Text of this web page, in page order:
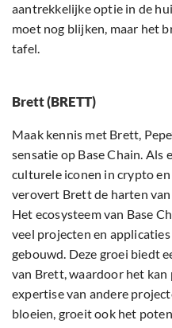
aantrekkelijke optie in de
moet nog blijken, maar het
tafel.
Brett (BRETT)
Maak kennis met Brett,
sensatie op Base Chain. Als
culturele iconen in crypto
verovert Brett de harten
Het ecosysteem van Base
veel projecten en
gebouwd. Deze groei biedt
van Brett, waardoor het
expertise van andere
bloeien, groeit ook het